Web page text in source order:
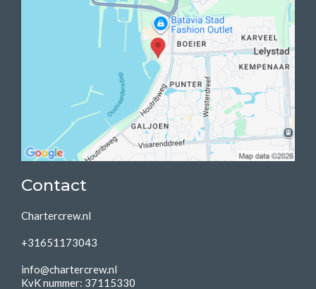
Contact
Chartercrew.nl
+31651173043
info@chartercrew.nl
KvK nummer: 37115330